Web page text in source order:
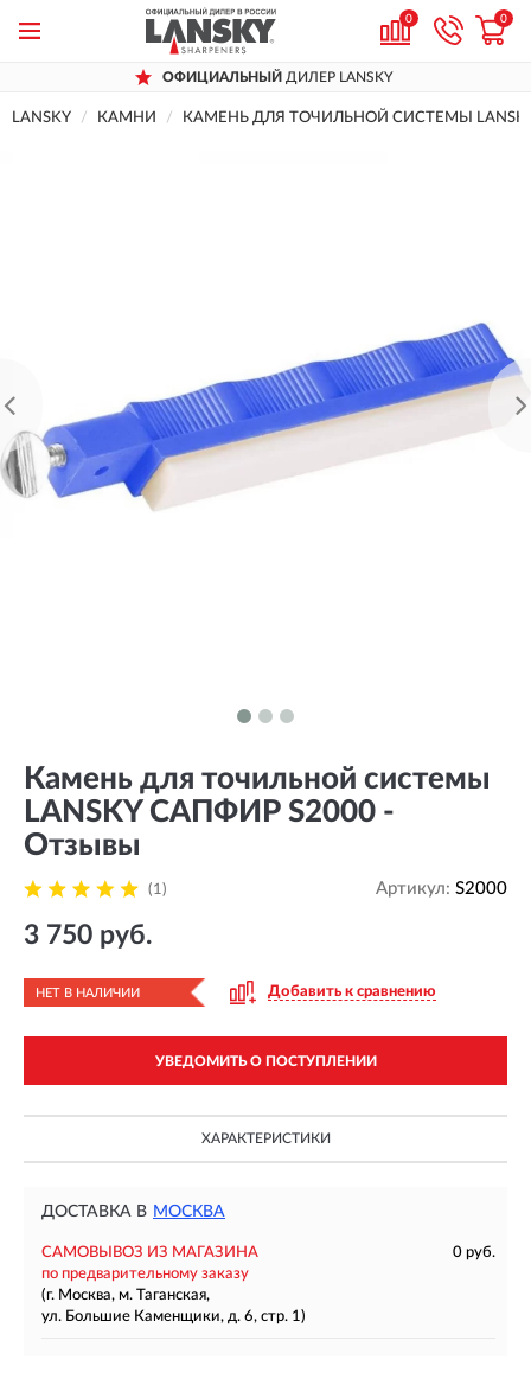
0 0
ОФИЦИАЛЬНЫЙ ДИЛЕР LANSKY
LANSKY КАМНИ КАМЕНЬ ДЛЯ ТОЧИЛЬНОЙ СИСТЕМЫ
Камень для точильной системы
LANSKY САПФИР S2000 -
Отзывы
(1) Артикул: S2000
3 750 руб.
НЕТ В НАЛИЧИИ Добавить к сравнению
УВЕДОМИТЬ О ПОСТУПЛЕНИИ
ХАРАКТЕРИСТИКИ
ДОСТАВКА В МОСКВА
САМОВЫВОЗ ИЗ МАГАЗИНА
0 руб.
по предварительному заказу
(г. Москва, м. Таганская,
ул. Большие Каменщики, д. 6, стр. 1)